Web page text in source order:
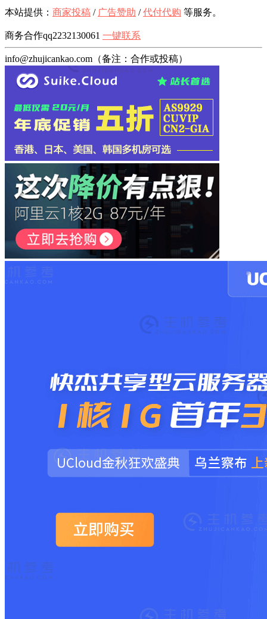
本站提供： 商家投稿 / 广告赞助 /代付代购 等服务。
商务合作qq2232130061 一键联系
info@zhujicankao.com（备注：合作或投稿）